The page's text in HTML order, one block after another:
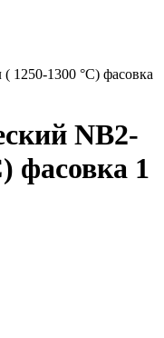
1300 °C) фасовка
NB2-
фасовка 1